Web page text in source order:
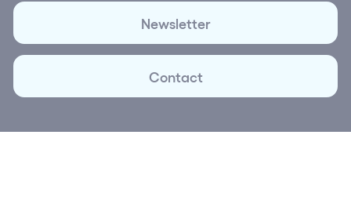
Newsletter
Contact